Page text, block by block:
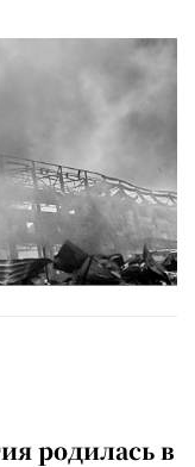
родилась в